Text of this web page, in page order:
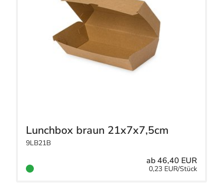
Lunchbox braun 21x7x7,5cm
9LB21B
ab 46,40 EUR
0,23 EUR/Stück